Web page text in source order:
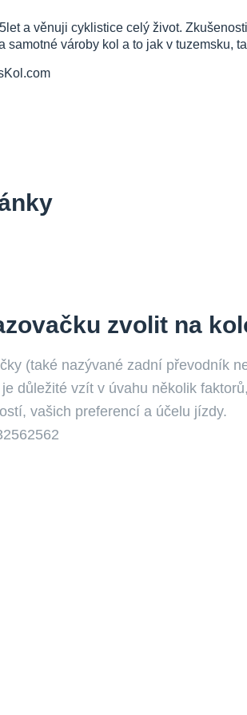
a věnuji cyklistice celý život.
samotné vároby kol a to jak v tuzemsku,
zvolit na
(také nazývané zadní převodník
důležité vzít v úvahu několik
vašich preferencí a účelu jízdy.